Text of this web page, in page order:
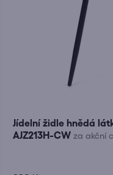
Jídelní židle hnědá
AJZ213H-CW za akční